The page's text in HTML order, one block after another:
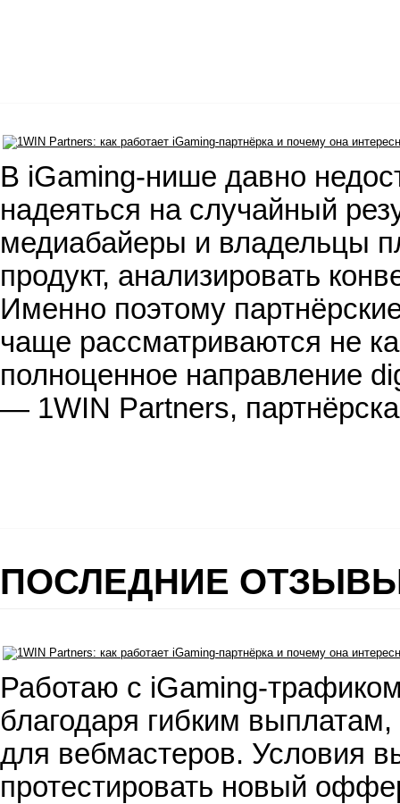
В iGaming-нише давно
надеяться на случайный
медиабайеры и владельцы
продукт, анализировать
Именно поэтому
чаще рассматриваются не
полноценное направление
— 1WIN Partners,
ПОСЛЕДНИЕ
Работаю с iGaming-
благодаря гибким
для вебмастеров. Условия
протестировать новый